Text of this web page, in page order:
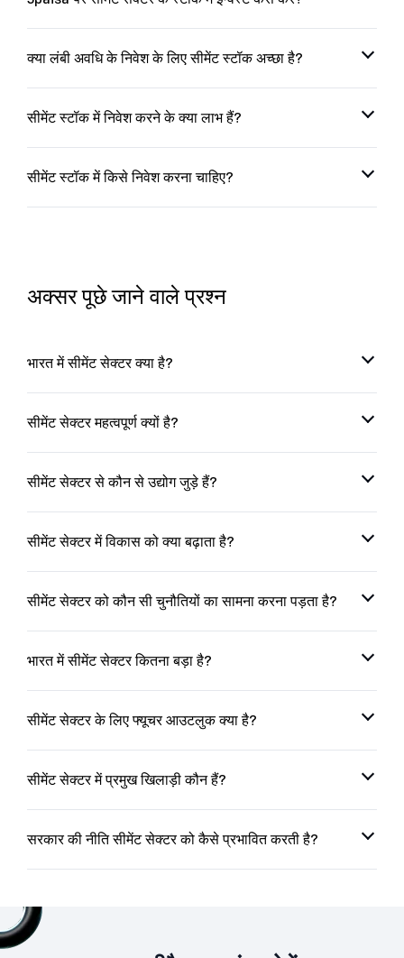
क्या लंबी अवधि के निवेश के लिए सीमेंट स्टॉक अच्छा है?
सीमेंट स्टॉक में निवेश करने के क्या लाभ हैं?
सीमेंट स्टॉक में किसे निवेश करना चाहिए?
अक्सर पूछे जाने वाले प्रश्न
भारत में सीमेंट सेक्टर क्या है?
सीमेंट सेक्टर महत्वपूर्ण क्यों है?
सीमेंट सेक्टर से कौन से उद्योग जुड़े हैं?
सीमेंट सेक्टर में विकास को क्या बढ़ाता है?
सीमेंट सेक्टर को कौन सी चुनौतियों का सामना करना पड़ता है?
भारत में सीमेंट सेक्टर कितना बड़ा है?
सीमेंट सेक्टर के लिए फ्यूचर आउटलुक क्या है?
सीमेंट सेक्टर में प्रमुख खिलाड़ी कौन हैं?
सरकार की नीति सीमेंट सेक्टर को कैसे प्रभावित करती है?